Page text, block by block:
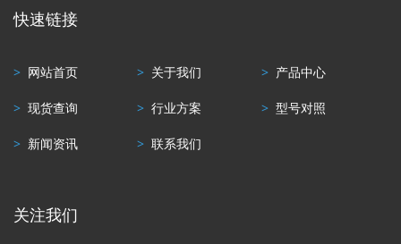
快速链接
> 网站首页 > 关于我们 > 产品中心
> 现货查询 >行业方案 > 型号对照
> 新闻资讯 >联系我们
关注我们